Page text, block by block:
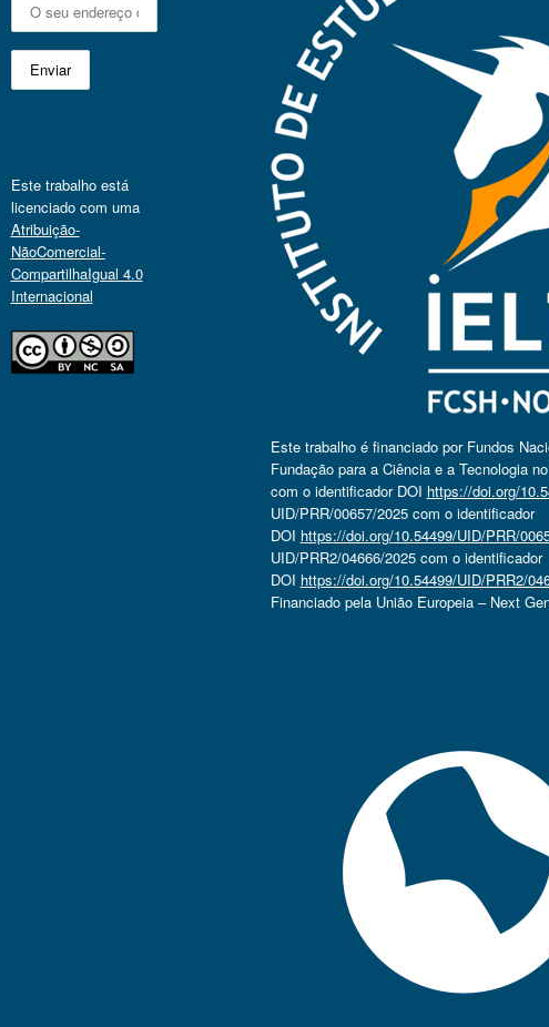
Este trabalho está
licenciado com uma
Atribuição-
NãoComercial-
CompartilhaIgual 4.0
Internacional
Este trabalho é financiado por Fundos
Fundação para a Ciência e a Tecnologia
com o identificador DOI https://doi.org/
UID/PRR/00657/2025 com o identificador
DOI https://doi.org/10.54499/UID/PRR/
UID/PRR2/04666/2025 com o identificador
DOI https://doi.org/10.54499/UID/PRR2/
Financiado pela União Europeia – Next